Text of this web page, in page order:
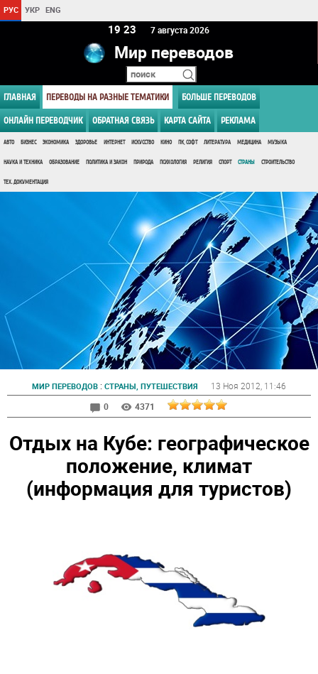
РУС УКР ENG
19:23 7 августа 2026
Мир переводов
ГЛАВНАЯ ПЕРЕВОДЫ НА РАЗНЫЕ ТЕМАТИКИ БОЛЬШЕ ПЕРЕВОДОВ
ОНЛАЙН ПЕРЕВОДЧИК ОБРАТНАЯ СВЯЗЬ КАРТА САЙТА РЕКЛАМА
АВТО БИЗНЕС ЭКОНОМИКА ЗДОРОВЬЕ ИНТЕРНЕТ ИСКУССТВО КИНО ПК, СОФТ ЛИТЕРАТУРА МЕДИЦИНА МУЗЫКА
НАУКА И ТЕХНИКА ОБРАЗОВАНИЕ ПОЛИТИКА И ЗАКОН ПРИРОДА ПСИХОЛОГИЯ РЕЛИГИЯ СПОРТ СТРАНЫ СТРОИТЕЛЬСТВО
ТЕХ. ДОКУМЕНТАЦИЯ
МИР ПЕРЕВОДОВ : СТРАНЫ, ПУТЕШЕСТВИЯ 13 Ноя 2012 , 11:46
0
4371
Отдых на Кубе: географическое
положение, климат
(информация для туристов)